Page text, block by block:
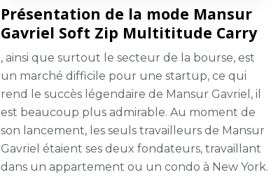
Présentation de la mode Mansur
Gavriel Soft Zip Multititude Carry
, ainsi que surtout le secteur de la bourse, est
un marché difficile pour une startup, ce qui
rend le succès légendaire de Mansur Gavriel, il
est beaucoup plus admirable. Au moment de
son lancement, les seuls travailleurs de Mansur
Gavriel étaient ses deux fondateurs, travaillant
dans un appartement ou un condo à New York.